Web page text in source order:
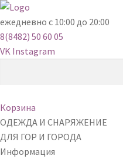
ежедневно с 10:00 до 20:00
8(8482) 50 60 05
VK Instagram
Корзина
ОДЕЖДА И СНАРЯЖЕНИЕ
ДЛЯ ГОР И ГОРОДА
Информация